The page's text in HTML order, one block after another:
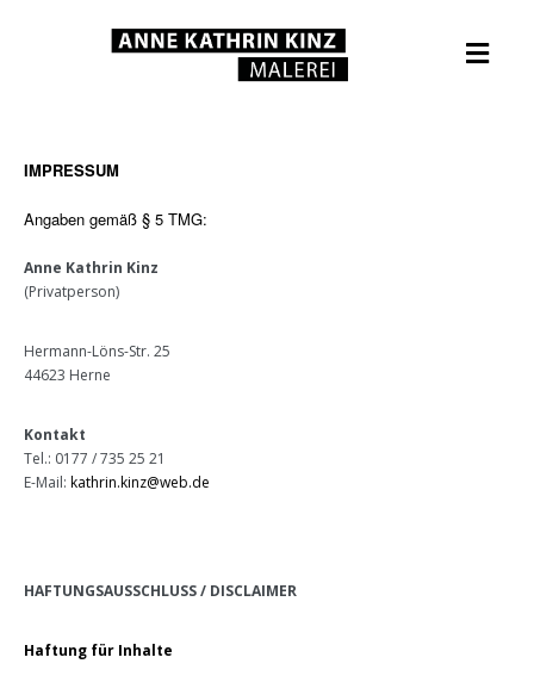
IMPRESSUM
Angaben gemäß § 5 TMG:
Anne Kathrin Kinz
(Privatperson)
Hermann-Löns-Str. 25
44623 Herne
Kontakt
Tel.: 0177 / 735 25 21
E-Mail: kathrin.kinz@web.de
HAFTUNGSAUSSCHLUSS / DISCLAIMER
Haftung für Inhalte